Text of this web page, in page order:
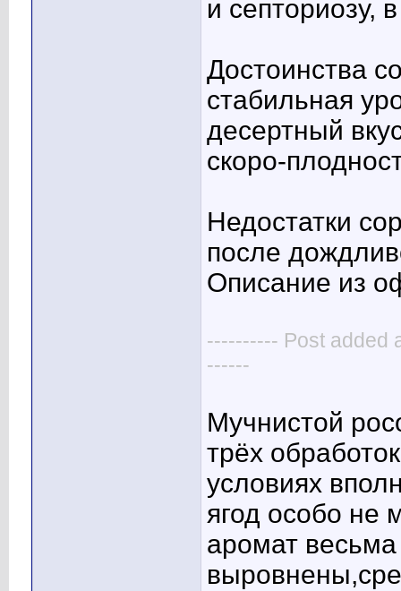
и септориозу,
Достоинства
стабильная
десертный
скоро-
Недостатки
после
Описание из
---------- Post added
------
Мучнистой
трёх
условиях
ягод особо не
аромат